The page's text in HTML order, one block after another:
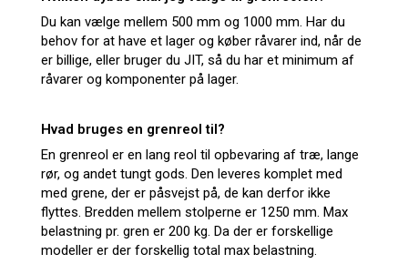
Du kan vælge mellem 500 mm og 1000 mm. Har du
behov for at have et lager og køber råvarer ind, når de
er billige, eller bruger du JIT, så du har et minimum af
råvarer og komponenter på lager.
Hvad bruges en grenreol til?
En grenreol er en lang reol til opbevaring af træ, lange
rør, og andet tungt gods. Den leveres komplet med
med grene, der er påsvejst på, de kan derfor ikke
flyttes. Bredden mellem stolperne er 1250 mm. Max
belastning pr. gren er 200 kg. Da der er forskellige
modeller er der forskellig total max belastning.